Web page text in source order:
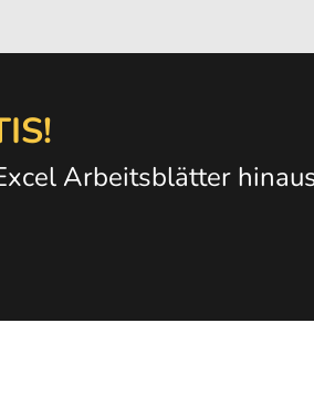
Arbeitsblätter